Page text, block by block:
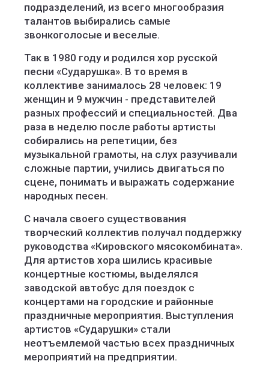
подразделений, из всего многообразия
талантов выбирались самые
звонкоголосые и веселые.
Так в 1980 году и родился хор русской
песни «Сударушка». В то время в
коллективе занималось 28 человек: 19
женщин и 9 мужчин - представителей
разных профессий и специальностей. Два
раза в неделю после работы артисты
собирались на репетиции, без
музыкальной грамоты, на слух разучивали
сложные партии, учились двигаться по
сцене, понимать и выражать содержание
народных песен.
С начала своего существования
творческий коллектив получал поддержку
руководства «Кировского мясокомбината».
Для артистов хора шились красивые
концертные костюмы, выделялся
заводской автобус для поездок с
концертами на городские и районные
праздничные мероприятия. Выступления
артистов «Сударушки» стали
неотъемлемой частью всех праздничных
мероприятий на предприятии.